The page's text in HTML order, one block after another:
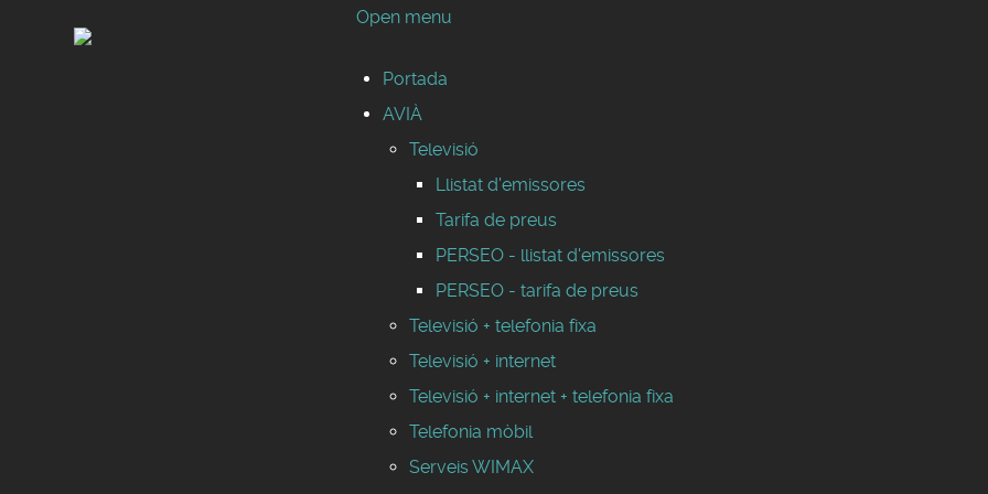
Open menu
Portada
AVIÀ
Televisió
Llistat d'emissores
Tarifa de preus
PERSEO - llistat d'emissores
PERSEO - tarifa de preus
Televisió + telefonia fixa
Televisió + internet
Televisió + internet + telefonia fixa
Telefonia mòbil
Serveis WIMAX